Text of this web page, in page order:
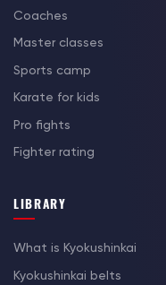
Coaches
Master classes
Sports camp
Karate for kids
Pro fights
Fighter rating
LIBRARY
What is Kyokushinkai
Kyokushinkai belts